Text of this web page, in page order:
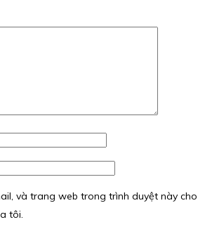
và trang web trong trình duyệt này cho
tôi.